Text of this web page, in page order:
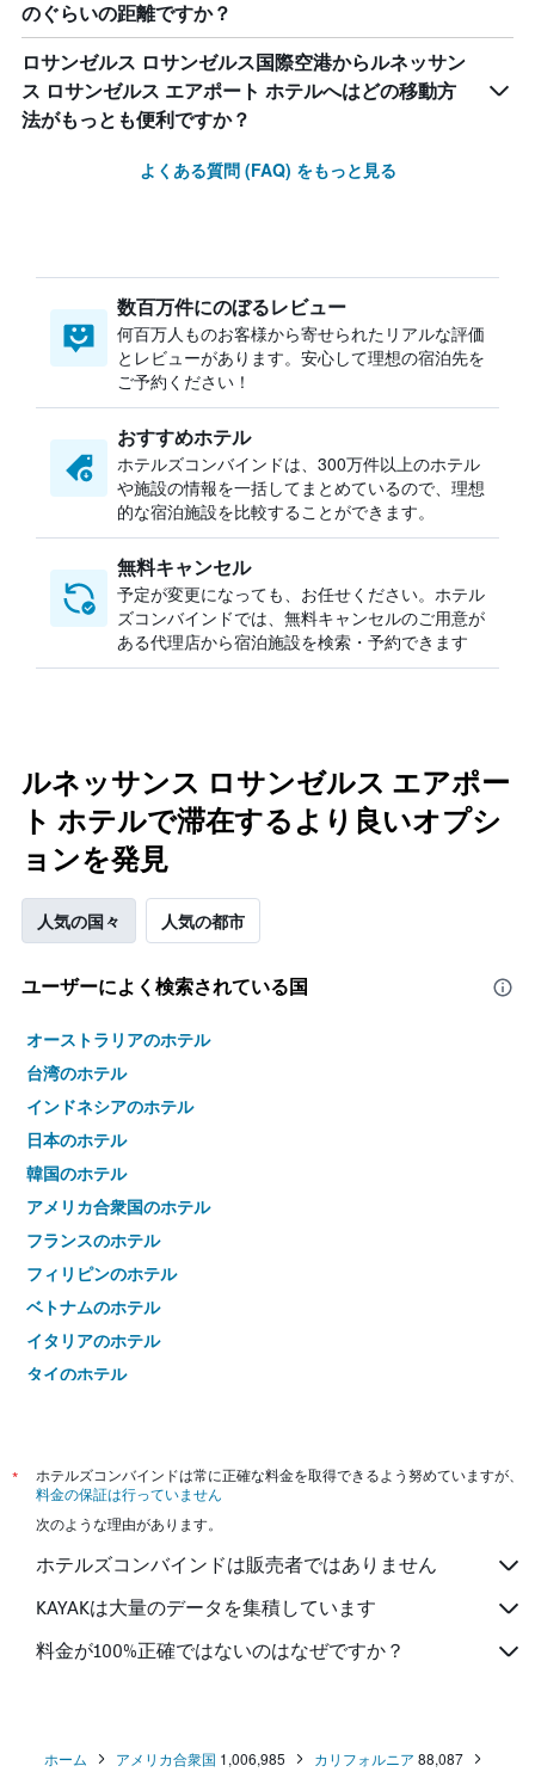
のぐらいの距離ですか？
ロサンゼルス ロサンゼルス国際空港からルネッサン
ス ロサンゼルス エアポート ホテルへはどの移動方
法がもっとも便利ですか？
よくある質問 (FAQ) をもっと見る
数百万件にのぼるレビュー
何百万人ものお客様から寄せられたリアルな評価
とレビューがあります。安心して理想の宿泊先を
ご予約ください！
おすすめホテル
ホテルズコンバインドは、300万件以上のホテル
や施設の情報を一括してまとめているので、理想
的な宿泊施設を比較することができます。
無料キャンセル
予定が変更になっても、お任せください。ホテル
ズコンバインドでは、無料キャンセルのご用意が
ある代理店から宿泊施設を検索・予約できます
ルネッサンス ロサンゼルス エアポー
ト ホテルで滞在するより良いオプシ
ョンを発見
人気の国々 人気の都市
ユーザーによく検索されている国
オーストラリアのホテル
台湾のホテル
インドネシアのホテル
日本のホテル
韓国のホテル
アメリカ合衆国のホテル
フランスのホテル
フィリピンのホテル
ベトナムのホテル
イタリアのホテル
タイのホテル
*
ホテルズコンバインドは常に正確な料金を取得できるよう努めていますが、
料金の保証は行っていません
次のような理由があります。
ホテルズコンバインドは販売者ではありません
KAYAKは大量のデータを集積しています
料金が100%正確ではないのはなぜですか？
ホーム アメリカ合衆国 1,006,985 カリフォルニア 88,087